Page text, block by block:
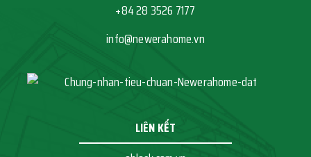
+84 28 3526 7177
info@newerahome.vn
LIÊN KẾT